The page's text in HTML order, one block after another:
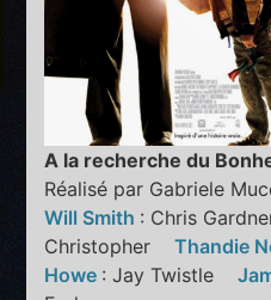
A la recherche du
Réalisé par Gabriele
Will Smith : Chris
ChristopherThandie
Howe : Jay Twistle